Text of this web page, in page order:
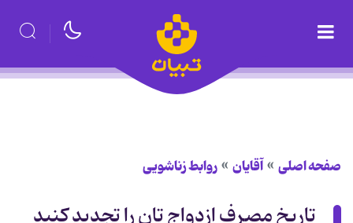
صفحه اصلی آقایان روابط زناشویی
تاریخ مصرف ازدواج تان را تجدید کنید